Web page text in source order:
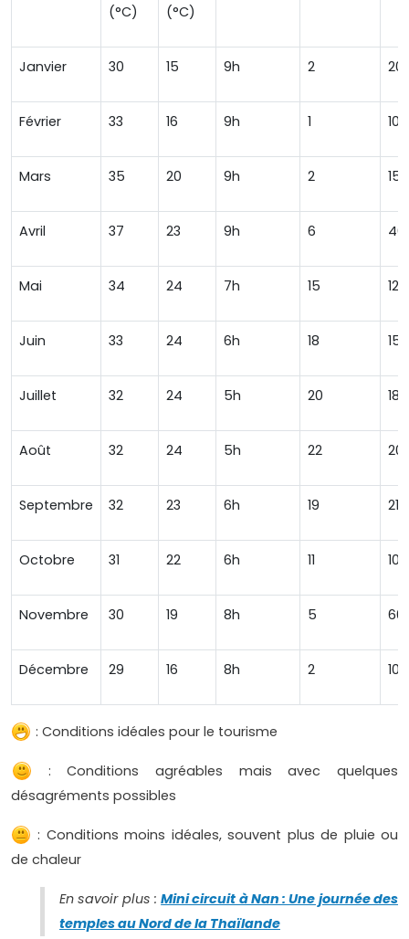
(°C) (°C)
Janvier 30 15 9h 2 20
Février 33 16 9h 1 10
Mars 35 20 9h 2 15
Avril 37 23 9h 6 40
Mai 34 24 7h 15 120
Juin 33 24 6h 18 150
Juillet 32 24 5h 20 180
Août 32 24 5h 22
Septembre 32 23 6h 19 210
Octobre 31 22 6h 11 100
Novembre 30 19 8h 5 60
Décembre 29 16 8h 2 10
: Conditions idéales pour le tourisme
: Conditions agréables mais avec quelques
désagréments possibles
: Conditions moins idéales, souvent plus de pluie ou
de chaleur
En savoir plus :Mini circuit à Nan : Une journée des
temples au Nord de la Thaïlande